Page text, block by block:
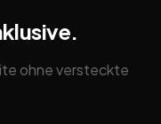
ohne versteckte